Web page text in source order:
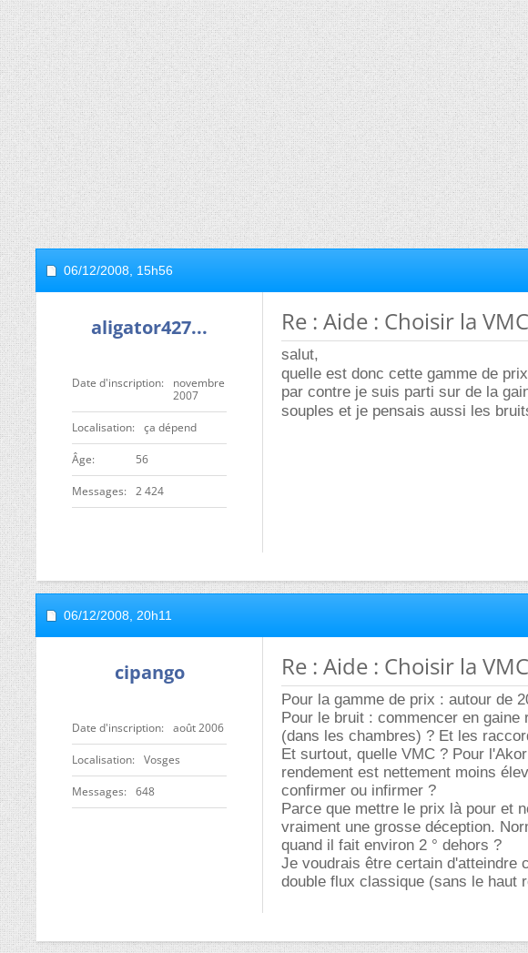
06/12/2008, 15h56
aligator427...
Date d'inscription
novembre
2007
Localisation ça dépend
ge 56
Messages 2 424
Re : Aide : Choisir la
salut,
quelle est donc cette gamme de
par contre je suis parti sur de la
souples et je pensais aussi les
06/12/2008, 20h11
cipango
Date d'inscription août 2006
Localisation Vosges
Messages 648
Re : Aide : Choisir la
Pour la gamme de prix : autour de
Pour le bruit : commencer en
(dans les chambres) ? Et les
Et surtout, quelle VMC ? Pour
rendement est nettement moins
confirmer ou infirmer ?
Parce que mettre le prix là pour et
vraiment une grosse déception.
quand il fait environ 2 ° dehors ?
Je voudrais être certain d'atteindre
double flux classique (sans le haut